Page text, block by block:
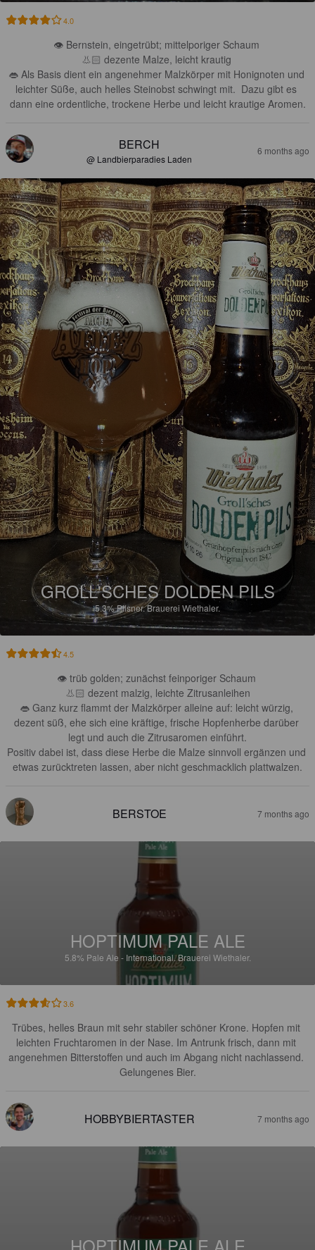
4.0
👁 Bernstein, eingetrübt; mittelporiger Schaum
👃🏻 dezente Malze, leicht krautig
👄 Als Basis dient ein angenehmer Malzkörper mit Honignoten und
leichter Süße, auch helles Steinobst schwingt mit.  Dazu gibt es
dann eine ordentliche, trockene Herbe und leicht krautige Aromen.
BERCH
@ Landbierparadies Laden
6 months ago
GROLL'SCHES DOLDEN PILS
5.3%Pilsner.Brauerei Wiethaler.
4.5
👁 trüb golden; zunächst feinporiger Schaum
👃🏻 dezent malzig, leichte Zitrusanleihen
👄 Ganz kurz flammt der Malzkörper alleine auf: leicht würzig,
dezent süß, ehe sich eine kräftige, frische Hopfenherbe darüber
legt und auch die Zitrusaromen einführt.
Positiv dabei ist, dass diese Herbe die Malze sinnvoll ergänzen und
etwas zurücktreten lassen, aber nicht geschmacklich plattwalzen.
BERSTOE 7 months ago
HOPTIMUM PALE ALE
5.8% Pale Ale - International.Brauerei Wiethaler.
3.6
Trübes, helles Braun mit sehr stabiler schöner Krone. Hopfen mit
leichten Fruchtaromen in der Nase. Im Antrunk frisch, dann mit
angenehmen Bitterstoffen und auch im Abgang nicht nachlassend.
Gelungenes Bier.
HOBBYBIERTASTER 7 months ago